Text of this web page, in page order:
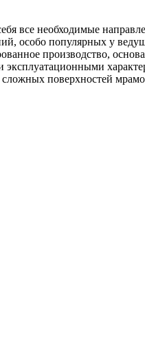
все необходимые
особо популярных у
производство,
эксплуатационными
поверхностей